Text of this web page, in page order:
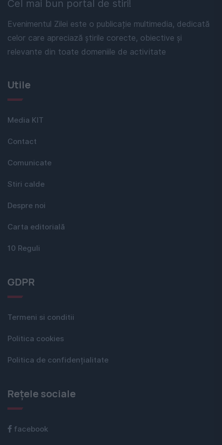
Cel mai bun portal de stiri!
Evenimentul Zilei este o publicație multimedia, dedicată
celor care apreciază știrile corecte, obiective și
relevante din toate domeniile de activitate
Utile
Media KIT
Contact
Comunicate
Stiri calde
Despre noi
Carta editorială
10 Reguli
GDPR
Termeni si conditii
Politica cookies
Politica de confidențialitate
Rețele sociale
facebook